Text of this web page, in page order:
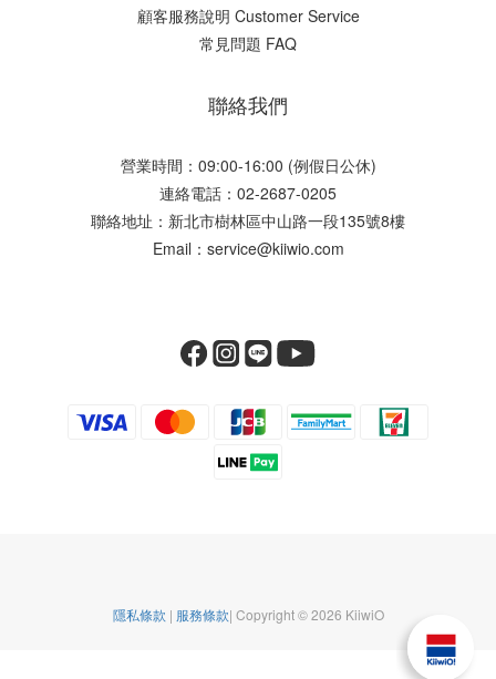
顧客服務說明 Customer Service
常見問題 FAQ
聯絡我們
營業時間：09:00-16:00 (例假日公休)
連絡電話：02-2687-0205
聯絡地址：新北市樹林區中山路一段135號8樓
Email：service@kiiwio.com
隱私條款 | 服務條款| Copyright © 2026 KiiwiO